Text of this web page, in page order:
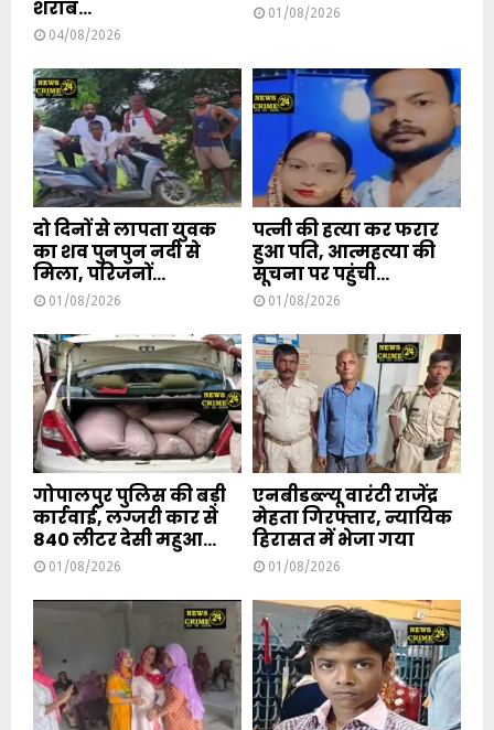
शराब...
04/08/2026
01/08/2026
दो दिनों से लापता युवक
का शव पुनपुन नदी से
मिला, परिजनों...
01/08/2026
पत्नी की हत्या कर फरार
हुआ पति, आत्महत्या की
सूचना पर पहुंची...
01/08/2026
गोपालपुर पुलिस की बड़ी
कार्रवाई, लग्जरी कार से
840 लीटर देसी महुआ...
01/08/2026
एनबीडब्ल्यू वारंटी राजेंद्र
मेहता गिरफ्तार, न्यायिक
हिरासत में भेजा गया
01/08/2026